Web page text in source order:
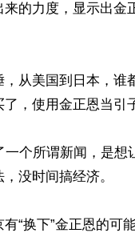
的力度，显示出
从美国到日本，谁
，使用金正恩当引
个所谓新闻，是
没时间搞经济。
“换下”金正恩的可能